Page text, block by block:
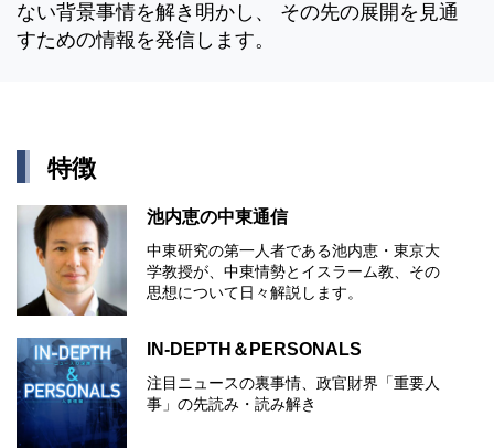
ない背景事情を解き明かし、 その先の展開を見通
すための情報を発信します。
特徴
池内恵の中東通信
中東研究の第⼀⼈者である池内恵・東京⼤
学教授が、中東情勢とイスラーム教、その
思想について⽇々解説します。
IN-DEPTH＆PERSONALS
注目ニュースの裏事情、政官財界「重要人
事」の先読み・読み解き